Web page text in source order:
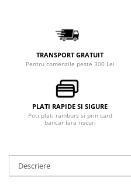
TRANSPORT GRATUIT
Pentru comenzile peste 300 Lei
PLATI RAPIDE SI SIGURE
Poti plati ramburs si prin card
bancar fara riscuri
Descriere